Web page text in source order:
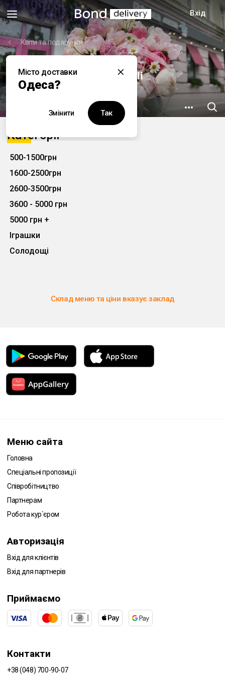
Місто доставки
Одеса?
Змінити Так
Вхід
Квіткова Лавка Juli
6.8 км
Квіти та подарунки
Категорії
500-1500грн
1600-2500грн
2600-3500грн
3600 - 5000 грн
5000 грн +
Іграшки
Солодощі
Склад меню та ціни вказує заклад
Меню сайта
Головна
Спеціальні пропозиції
Співробітництво
Партнерам
Робота кур`єром
Авторизація
Вхід для клієнтів
Вхід для партнерів
Приймаємо
Контакти
+38 (048) 700-90-07